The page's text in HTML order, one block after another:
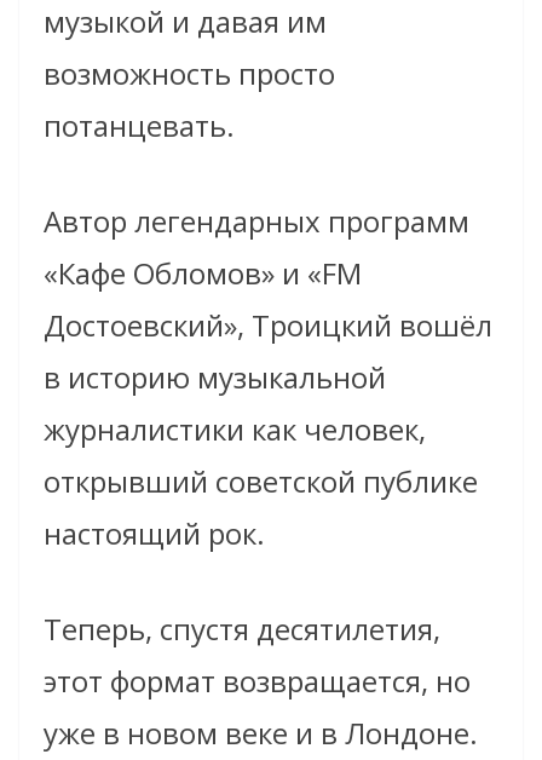
музыкой и давая им
возможность просто
потанцевать.
Автор легендарных программ
«Кафе Обломов» и «FM
Достоевский», Троицкий вошёл
в историю музыкальной
журналистики как человек,
открывший советской публике
настоящий рок.
Теперь, спустя десятилетия,
этот формат возвращается, но
уже в новом веке и в Лондоне.